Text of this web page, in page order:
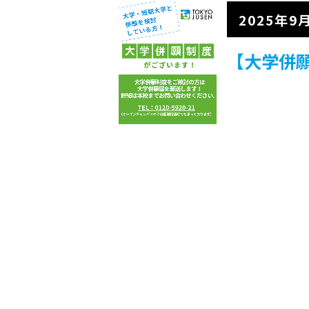
2025年9
【大学併